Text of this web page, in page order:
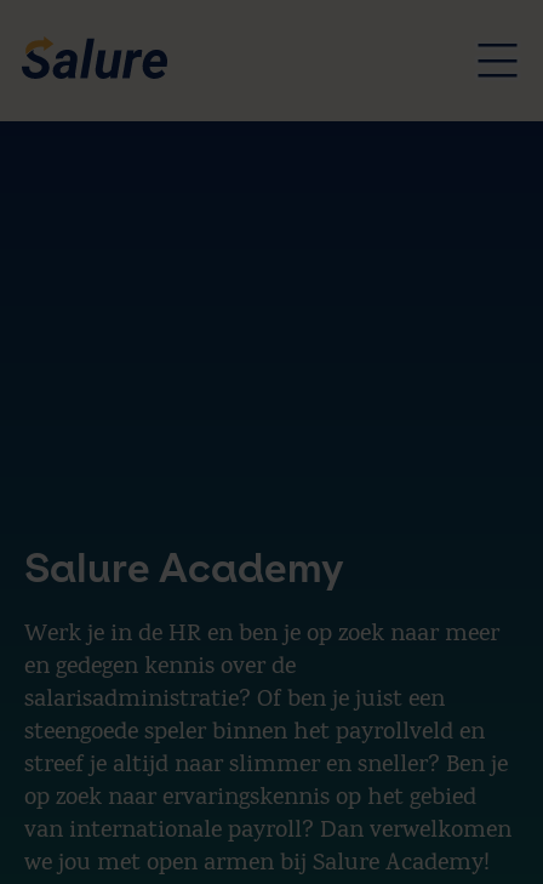
Salure Academy
Werk je in de HR en ben je op zoek naar meer
en gedegen kennis over de
salarisadministratie? Of ben je juist een
steengoede speler binnen het payrollveld en
streef je altijd naar slimmer en sneller? Ben je
op zoek naar ervaringskennis op het gebied
van internationale payroll? Dan verwelkomen
we jou met open armen bij Salure Academy!